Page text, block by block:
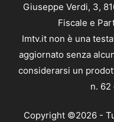
Giuseppe Verdi, 3,
Fiscale e
Imtv.it non è una
aggiornato senza
considerarsi un
n. 62
Copyright ©2026 -